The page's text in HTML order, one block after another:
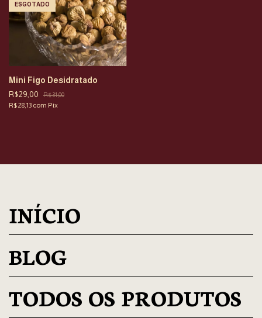
ESGOTADO
Mini Figo Desidratado
R$29,00
R$31,00
R$28,13 com Pix
INÍCIO
BLOG
TODOS OS PRODUTOS